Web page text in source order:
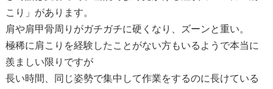
こり」があります。
肩や肩甲骨周りがガチガチに硬くなり、ズーンと重い。
極稀に肩こりを経験したことがない方もいるようで本当に
羨ましい限りですが
長い時間、同じ姿勢で集中して作業をするのに長けている